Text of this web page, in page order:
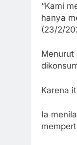
“Kami
hanya
(23/2/
Menurut
Karena
Ia